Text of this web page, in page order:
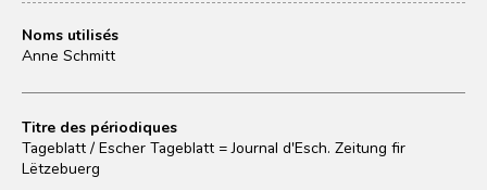
Noms utilisés
Anne Schmitt
Titre des périodiques
Tageblatt / Escher Tageblatt = Journal d'Esch. Zeitung fir
Lëtzebuerg